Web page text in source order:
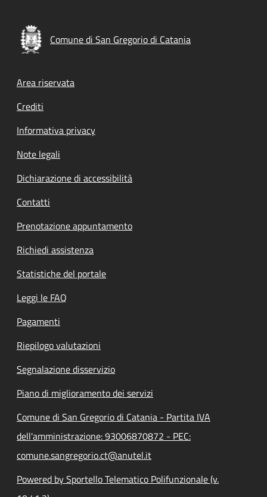
Comune di San Gregorio di Catania
Footer menu
Area riservata
Crediti
Informativa privacy
Note legali
Dichiarazione di accessibilità
Contatti
Prenotazione appuntamento
Richiedi assistenza
Statistiche del portale
Leggi le FAQ
Pagamenti
Riepilogo valutazioni
Segnalazione disservizio
Piano di miglioramento dei servizi
Comune di San Gregorio di Catania - Partita IVA
dell'amministrazione: 93006870872 - PEC:
comune.sangregorio.ct@anutel.it
Powered by Sportello Telematico Polifunzionale (v.